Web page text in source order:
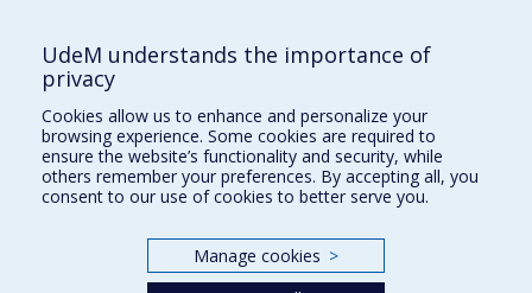
École d'architecture
École de design
École d'urbanisme et d'architecture de paysage
UdeM understands the importance of
privacy
Cookies allow us to enhance and personalize your
browsing experience. Some cookies are required to
ensure the website’s functionality and security, while
others remember your preferences. By accepting all, you
consent to our use of cookies to better serve you.
Manage cookies >